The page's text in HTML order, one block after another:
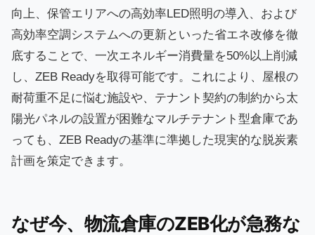
向上、保管エリアへの高効率LED照明の導入、および
高効率空調システムへの更新といった省エネ改修を徹
底することで、一次エネルギー消費量を50%以上削減
し、ZEB Readyを取得可能です。これにより、屋根の
耐荷重不足に悩む施設や、テナント契約の制約から太
陽光パネルの設置が困難なマルチテナント型倉庫であ
っても、ZEB Readyの基準に準拠した現実的な脱炭素
計画を策定できます。
なぜ今、物流倉庫のZEB化が急務な